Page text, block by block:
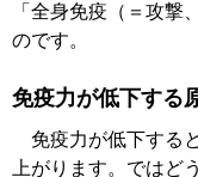
「全身免疫（＝攻撃
のです。
免疫力が低下する
免疫力が低下する
上がります。ではど